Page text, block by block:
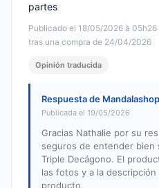
Publicado el 18/05/2026 à 05h26
tras una compra de 24/04/2026
partes
Opinión traducida
Respuesta de
Publicada el 19/05/2026
Gracias Nathalie por su
seguros de entender bien
Triple Decágono. El
las fotos y a la
producto.